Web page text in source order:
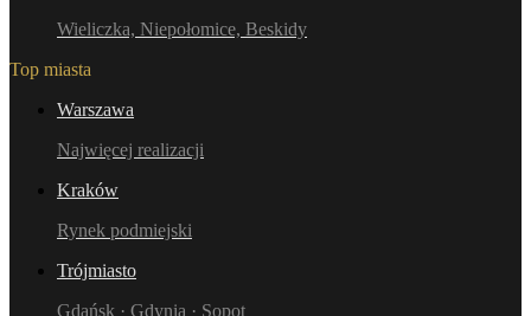
Wieliczka, Niepołomice, Beskidy
Top miasta
Warszawa
Najwięcej realizacji
Kraków
Rynek podmiejski
Trójmiasto
Gdańsk · Gdynia · Sopot